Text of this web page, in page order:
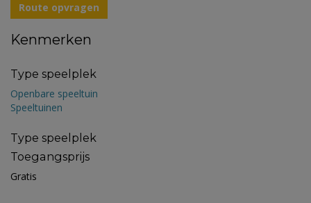
Route opvragen
Kenmerken
Type speelplek
Openbare speeltuin
Speeltuinen
Type speelplek
Toegangsprijs
Gratis